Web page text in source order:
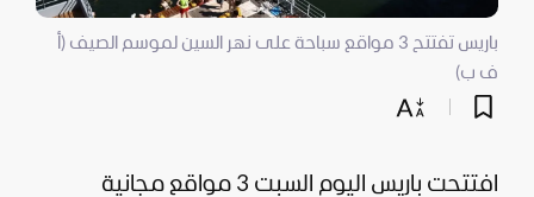
باريس تفتتح 3 مواقع سباحة على نهر السين لموسم الصيف (أ
ف ب)
افتتحت باريس اليوم السبت 3 مواقع مجانية